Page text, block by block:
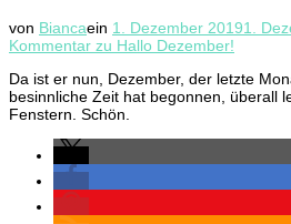
von Biancaein 1. Dezember 20191.
Kommentar zu Hallo Dezember!
Da ist er nun, Dezember, der letzte
besinnliche Zeit hat begonnen, überall
Fenstern. Schön.